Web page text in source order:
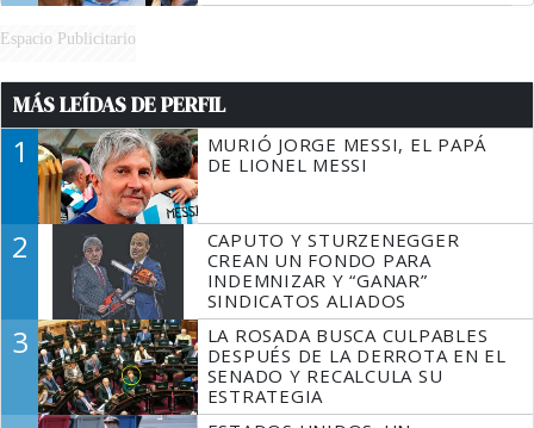
Espacio Publicitario
MÁS LEÍDAS DE PERFIL
1
MURIÓ JORGE MESSI, EL PAPÁ
DE LIONEL MESSI
2
CAPUTO Y STURZENEGGER
CREAN UN FONDO PARA
INDEMNIZAR Y “GANAR”
SINDICATOS ALIADOS
3
LA ROSADA BUSCA CULPABLES
DESPUÉS DE LA DERROTA EN EL
SENADO Y RECALCULA SU
ESTRATEGIA